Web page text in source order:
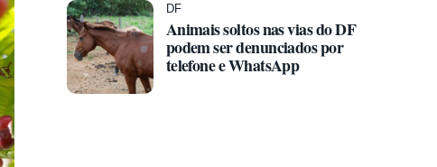
DF
Animais soltos nas vias do DF
podem ser denunciados por
telefone e WhatsApp